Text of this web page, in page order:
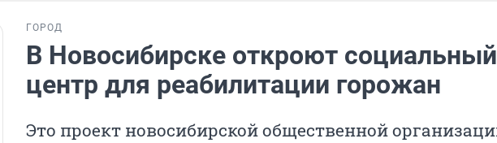
ГОРОД
В Новосибирске откроют социальный
центр для реабилитации горожан
Это проект новосибирской общественной